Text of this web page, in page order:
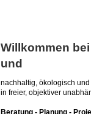
Willkommen
und AG
nachhaltig, ökologisch
in freier, objektiver
Beratung - Planung -